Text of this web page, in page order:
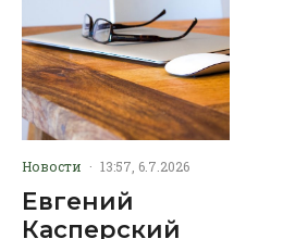
Новости · 13:57, 6.7.2026
Евгений
Касперский